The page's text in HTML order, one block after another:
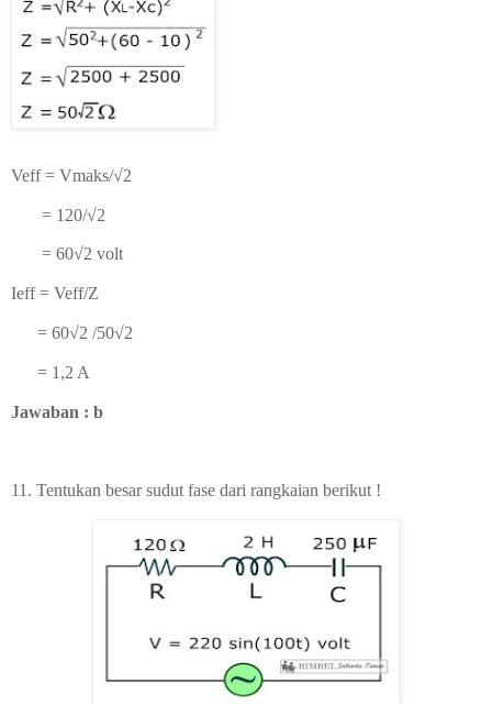
Veff = Vmaks/√2
= 120/√2
= 60√2 volt
Ieff = Veff/Z
= 60√2 /50√2
= 1,2 A
Jawaban : b
11. Tentukan besar sudut fase dari rangkaian berikut !